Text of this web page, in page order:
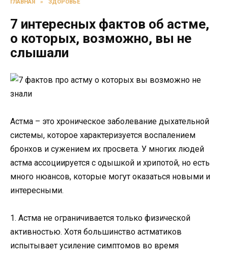
ГЛАВНАЯ » ЗДОРОВЬЕ
7 интересных фактов об астме,
о которых, возможно, вы не
слышали
Астма – это хроническое заболевание дыхательной
системы, которое характеризуется воспалением
бронхов и сужением их просвета. У многих людей
астма ассоциируется с одышкой и хрипотой, но есть
много нюансов, которые могут оказаться новыми и
интересными.
1. Астма не ограничивается только физической
активностью. Хотя большинство астматиков
испытывает усиление симптомов во время